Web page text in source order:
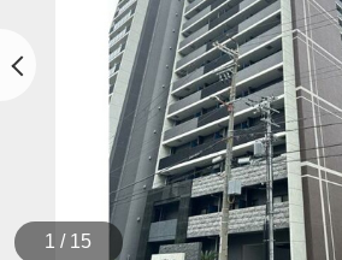
1 / 15